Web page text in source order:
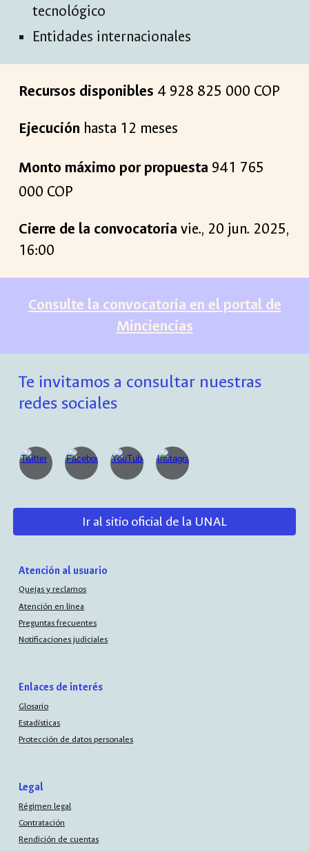
tecnológico
Entidades internacionales
Recursos disponibles 4 928 825 000 COP
Ejecución hasta 12 meses
Monto máximo por propuesta 941 765
000 COP
Cierre de la convocatoriavie., 20 jun. 2025,
16:00
Consulte la convocatoria en el portal de
Minciencias
Te invitamos a consultar nuestras
redes sociales
Ir al sitio oficial de la UNAL
Atención al usuario
Quejas y reclamos
Atención en línea
Preguntas frecuentes
Notificaciones judiciales
Enlaces de interés
Glosario
Estadísticas
Protección de datos personales
Legal
Régimen legal
Contratación
Rendición de cuentas